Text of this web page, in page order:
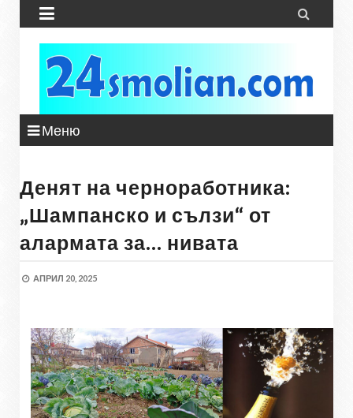
 
Меню
Денят на черноработника:
„Шампанско и сълзи“ от
алармата за… нивата
АПРИЛ 20, 2025